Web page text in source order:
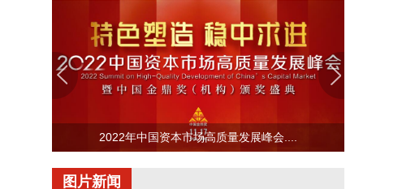
五五”规划》，其中提出，到2030年，行业治理成效
显著。企业重组整合有序推进，产业集中度持续提
高，形成3~5家具有较强国际运营能力的大型民爆企
业集团。有效防范行业“内卷”，企业效益和从业人员
收入水平稳中有进。绿色制造技术持续升级，绿色工
厂快速发展。国际合作日益深化，企业海外服务能力
显著提升。
2026-08-06 15:14:40
2022年中国资本市场高质量发展峰会....
图片新闻